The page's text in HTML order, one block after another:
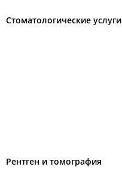
Стоматологические услуги
Рентген и томография